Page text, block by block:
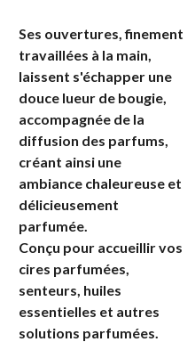
Ses ouvertures, finement
travaillées à la main,
laissent s'échapper une
douce lueur de bougie,
accompagnée de la
diffusion des parfums,
créant ainsi une
ambiance chaleureuse et
délicieusement
parfumée.
Conçu pour accueillir vos
cires parfumées,
senteurs, huiles
essentielles et autres
solutions parfumées.